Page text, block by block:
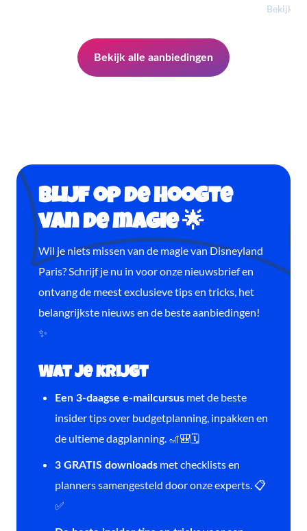
Bekijk
Bekijk alle aanbiedingen
Blijf op de hoogte
van de magie 🌟
Wil je niets missen van de magie van Disneyland
Paris? Schrijf je nu in voor onze nieuwsbrief en
ontvang de meest exclusieve tips en tricks, het
belangrijkste nieuws en de beste aanbiedingen!
✨
Wat je krijgt
Een 3-daagse e-mailcursus met de beste
insider tips over budgetplanning, inpakken en
de ultieme dagplanning. 🎢🎒🗓️
3 GRATIS downloads met checklists en
planners samengesteld door onze experts. 📋
✅